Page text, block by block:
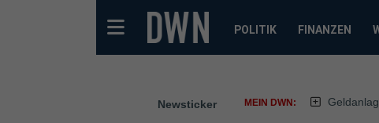
POLITIK FINANZEN
Newsticker MEIN DWN: